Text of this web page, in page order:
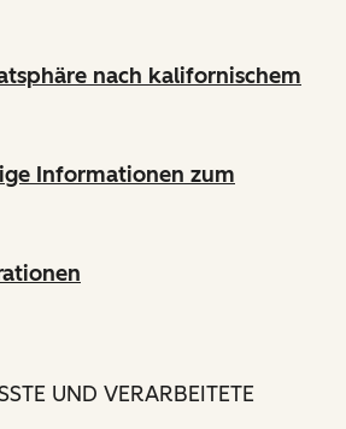
nach kalifornischem
Informationen zum
UND VERARBEITETE